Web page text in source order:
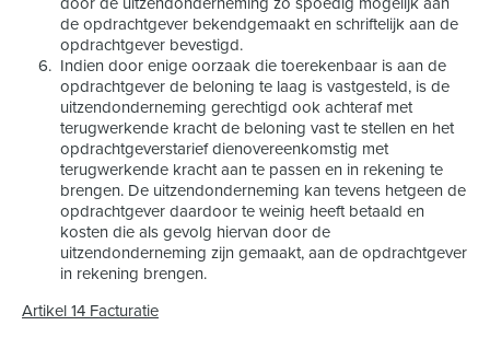
de opdrachtgever bekendgemaakt en schriftelijk aan de
opdrachtgever bevestigd.
Indien door enige oorzaak die toerekenbaar is aan de
opdrachtgever de beloning te laag is vastgesteld, is de
uitzendonderneming gerechtigd ook achteraf met
terugwerkende kracht de beloning vast te stellen en het
opdrachtgeverstarief dienovereenkomstig met
terugwerkende kracht aan te passen en in rekening te
brengen. De uitzendonderneming kan tevens hetgeen de
opdrachtgever daardoor te weinig heeft betaald en
kosten die als gevolg hiervan door de
uitzendonderneming zijn gemaakt, aan de opdrachtgever
in rekening brengen.
Artikel 14 Facturatie